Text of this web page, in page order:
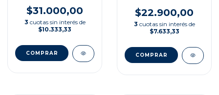
$31.000,00
3 cuotas sin interés de
$10.333,33
$22.900,00
3 cuotas sin interés de
$7.633,33